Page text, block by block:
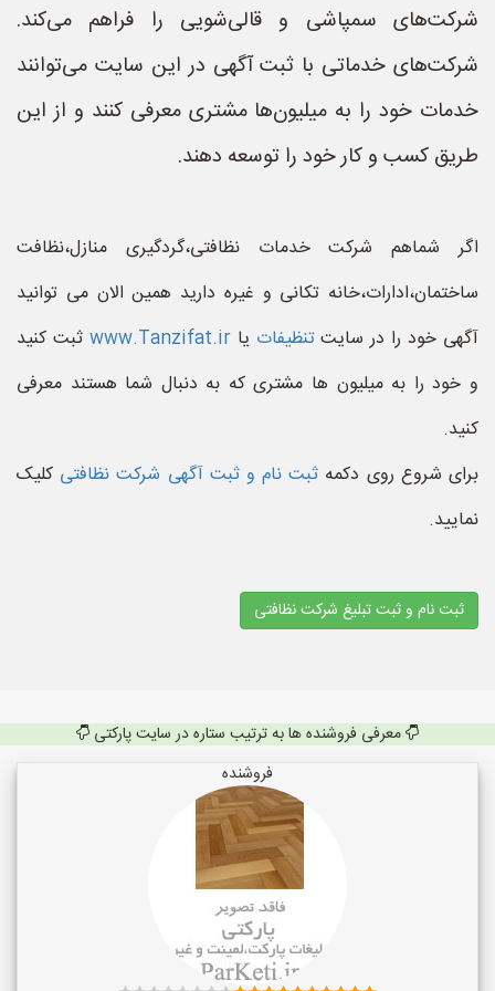
شرکت‌های سمپاشی و قالی‌شویی را فراهم می‌کند.
شرکت‌های خدماتی با ثبت آگهی در این سایت می‌توانند
خدمات خود را به میلیون‌ها مشتری معرفی کنند و از این
طریق کسب و کار خود را توسعه دهند.
اگر شماهم شرکت خدمات نظافتی،گردگیری منازل،نظافت
ساختمان،ادارات،خانه تکانی و غیره دارید همین الان می توانید
آگهی خود را در سایتتنظیفات یاwww.Tanzifat.ir ثبت کنید
و خود را به میلیون ها مشتری که به دنبال شما هستند معرفی
کنید.
برای شروع روی دکمه ثبت نام و ثبت آگهی شرکت نظافتی کلیک
نمایید.
ثبت نام و ثبت تبلیغ شرکت نظافتی
معرفی فروشنده ها به ترتیب ستاره در سایت پارکتی
فروشنده